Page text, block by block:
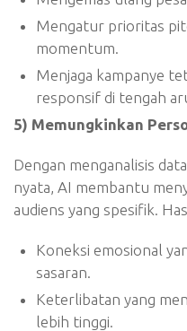
Mengatur prioritas
momentum.
Menjaga kampanye
responsif di tengah
5) Memungkinkan
Dengan menganalisis
nyata, AI membantu
audiens yang spesifik.
Koneksi emosional
sasaran.
Keterlibatan yang
lebih tinggi.